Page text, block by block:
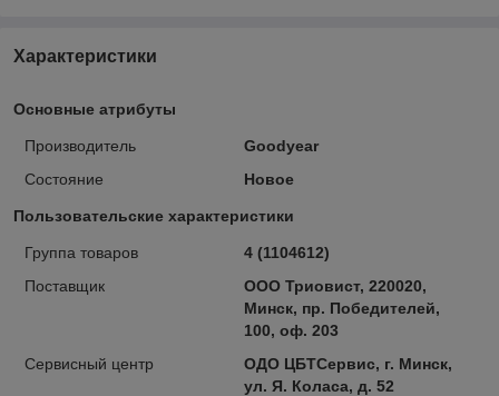
Характеристики
Основные атрибуты
Производитель
Goodyear
Состояние
Новое
Пользовательские характеристики
Группа товаров
4 (1104612)
Поставщик
ООО Триовист, 220020,
Минск, пр. Победителей,
100, оф. 203
Сервисный центр
ОДО ЦБТСервис, г. Минск,
ул. Я. Коласа, д. 52